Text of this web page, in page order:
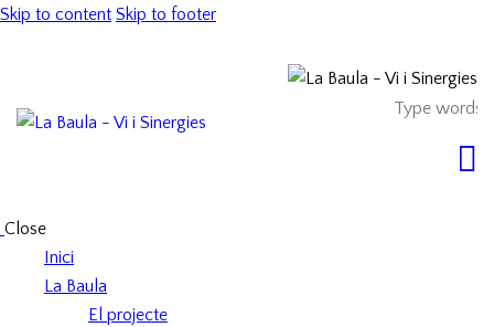
Skip to content Skip to footer
Close
Inici
La Baula
El projecte